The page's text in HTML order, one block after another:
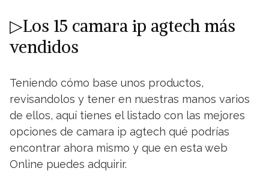
▷Los 15 camara ip agtech más
vendidos
Teniendo cómo base unos productos,
revisandolos y tener en nuestras manos varios
de ellos, aquí tienes el listado con las mejores
opciones de camara ip agtech qué podrías
encontrar ahora mismo y que en esta web
Online puedes adquirir.